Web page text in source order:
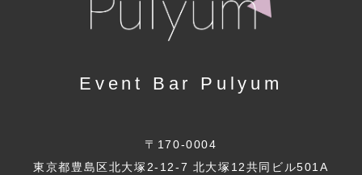
Event Bar Pulyum
〒170-0004
東京都豊島区北大塚2-12-7 北大塚12共同ビル501A